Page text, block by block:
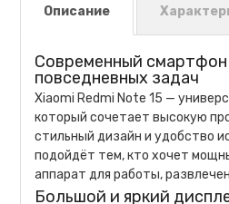
Описание
Современный смартфон
повседневных задач
Xiaomi Redmi Note 15 —
который сочетает высокую
стильный дизайн и удобство
подойдёт тем, кто хочет
аппарат для работы,
Большой и яркий